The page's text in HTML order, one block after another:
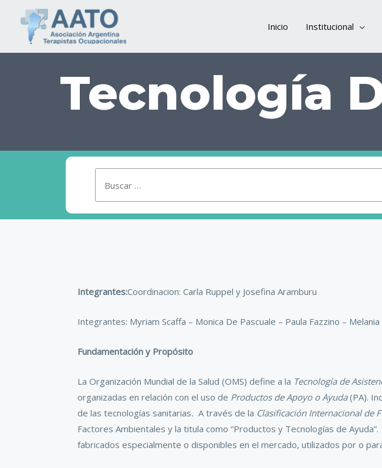
Inicio Institucional
Tecnología
Integrantes:Coordinacion: Carla Ruppel y Josefina Aramburu
Integrantes: Myriam Scaffa – Monica De Pascuale – Paula Fazzino –
Fundamentación y Propósito
La Organización Mundial de la Salud (OMS) define a la Tecnología de
organizadas en relación con el uso de Productos de Apoyo o Ayuda(PA).
de las tecnologías sanitarias. A través de la Clasificación Internacional de
Factores Ambientales y la titula como “Productos y Tecnologías de
fabricados especialmente o disponibles en el mercado, utilizados por o